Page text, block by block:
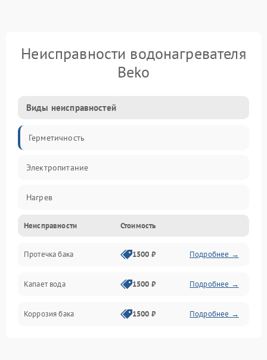
Неисправности водонагревателя
Beko
Виды неисправностей
Герметичность
Электропитание
Нагрев
Датчики
Механика
Неисправности Стоимость
Протечка бака 1500 ₽ Подробнее →
Капает вода 1500 ₽ Подробнее →
Коррозия бака 1500 ₽ Подробнее →